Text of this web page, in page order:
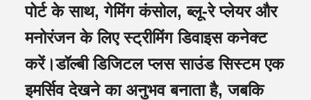
पोर्ट के साथ, गेमिंग कंसोल, ब्लू-रे प्लेयर और
मनोरंजन के लिए स्ट्रीमिंग डिवाइस कनेक्ट
करें।डॉल्बी डिजिटल प्लस साउंड सिस्टम एक
इमर्सिव देखने का अनुभव बनाता है, जबकि